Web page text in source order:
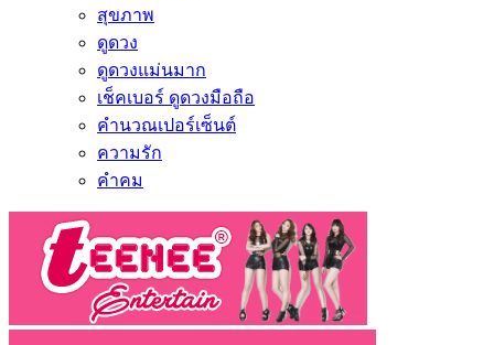
สุขภาพ
ดูดวง
ดูดวงแม่นมาก
เช็คเบอร์ ดูดวงมือถือ
คำนวณเปอร์เซ็นต์
ความรัก
คำคม